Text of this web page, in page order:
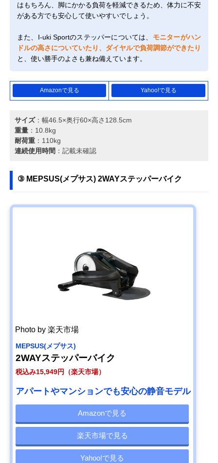
はもちろん、脚にかかる負荷を軽減できるため、体力に不安
がある方でも安心して使いやすいでしょう。
また、I-uki Sportのステッパーについては、 モニターがハン
ドルの高さについていたり、ダイヤルで負荷調節ができたり
と、使い勝手のよさも兼ね備えています。
Amazonで見る Yahoo!で見る
サイズ：幅46.5×奥行60×高さ128.5cm‎
重量 ：10.8kg
耐荷重 ：110kg
連続使用時間 ：記載未確認
③ MEPSUS(メプサス) 2WAYステッパーバイク
Photo by 楽天市場
MEPSUS(メプサス)
2WAYステッパーバイク
税込み15,949円（楽天市場）
アパートやマンションでも安心の静音モデル
Amazonで見る
楽天市場で見る
Yahoo!で見る